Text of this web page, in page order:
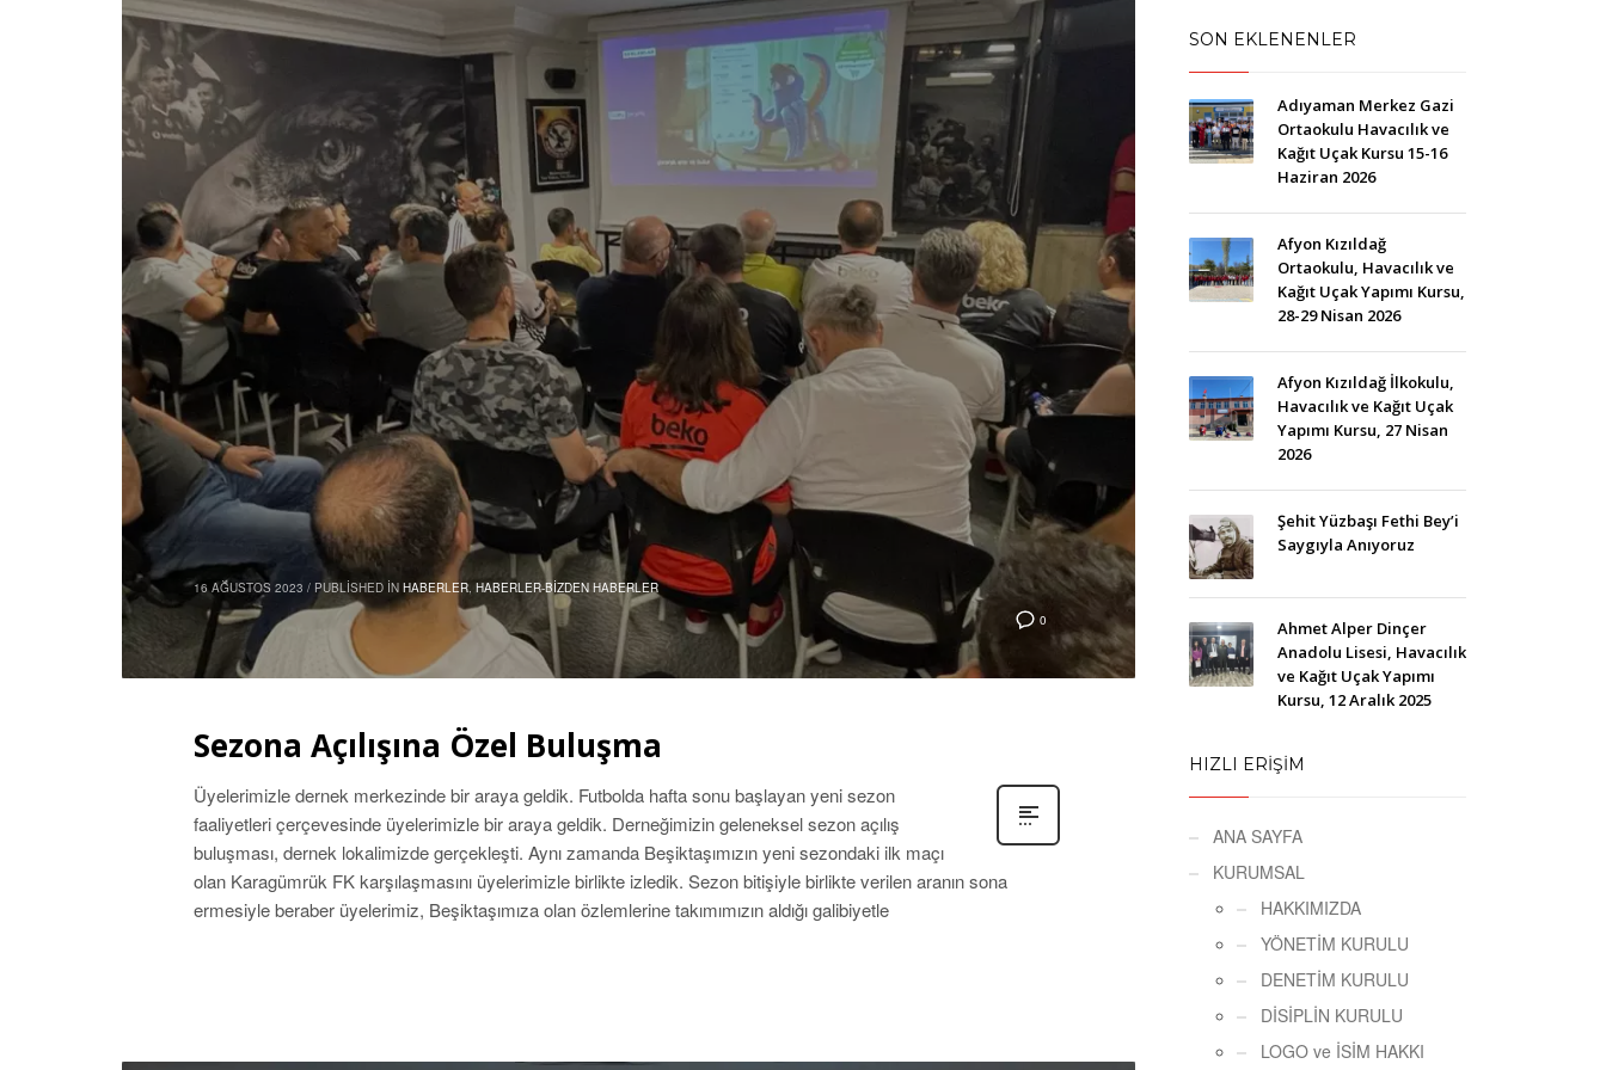
0
16 AĞUSTOS 2023 / PUBLISHED IN HABERLER, HABERLER-BIZDEN HABERLER
Sezona Açılışına Özel Buluşma
Üyelerimizle dernek merkezinde bir araya geldik. Futbolda hafta sonu başlayan yeni sezon
faaliyetleri çerçevesinde üyelerimizle bir araya geldik. Derneğimizin geleneksel sezon açılış
buluşması, dernek lokalimizde gerçekleşti. Aynı zamanda Beşiktaşımızın yeni sezondaki ilk maçı
olan Karagümrük FK karşılaşmasını üyelerimizle birlikte izledik. Sezon bitişiyle birlikte verilen aranın sona
ermesiyle beraber üyelerimiz, Beşiktaşımıza olan özlemlerine takımımızın aldığı galibiyetle
SON EKLENENLER
Adıyaman Merkez Gazi
Ortaokulu Havacılık ve
Kağıt Uçak Kursu 15-16
Haziran 2026
Afyon Kızıldağ
Ortaokulu, Havacılık ve
Kağıt Uçak Yapımı Kursu,
28-29 Nisan 2026
Afyon Kızıldağ İlkokulu,
Havacılık ve Kağıt Uçak
Yapımı Kursu, 27 Nisan
2026
Şehit Yüzbaşı Fethi Bey’i
Saygıyla Anıyoruz
Ahmet Alper Dinçer
Anadolu Lisesi, Havacılık
ve Kağıt Uçak Yapımı
Kursu, 12 Aralık 2025
HIZLI ERİŞİM
ANA SAYFA
KURUMSAL
HAKKIMIZDA
YÖNETİM KURULU
DENETİM KURULU
DİSİPLİN KURULU
LOGO ve İSİM HAKKI